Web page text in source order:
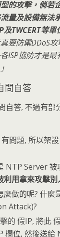
的攻擊，倘若
量及設備無法
及TWCERT等
要防禦DDoS
ISP協防才是
問自答
自答, 不過有部
問題, 所以架
NTP Server 被
利用拿來攻擊別
麼做的呢? 什麼
Attack)?
的 假IP, 將此
欄位, 然後送給